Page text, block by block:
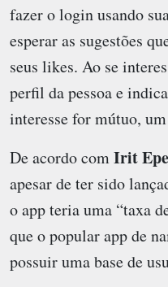
fazer o login usando
esperar as sugestões
seus likes. Ao se
perfil da pessoa e
interesse for mútuo,
De acordo comIrit
apesar de ter sido
o app teria uma “taxa
que o popular app de
possuir uma base de